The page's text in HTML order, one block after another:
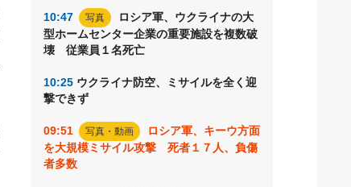
10:47 写真
ロシア軍、ウクライナの大
型ホームセンター企業の重要施設を複数破
壊 従業員１名死亡
10:25 ウクライナ防空、ミサイルを全く迎
撃できず
09:51 写真・動画
ロシア軍、キーウ方面
を大規模ミサイル攻撃 死者１７人、負傷
者多数